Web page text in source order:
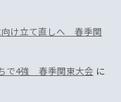
け立て直しへ 春季関
で4強 春季関東大会 に